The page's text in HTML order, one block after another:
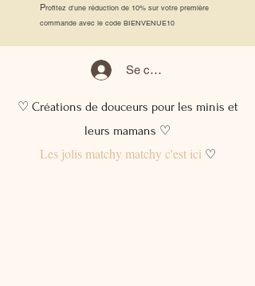
Profitez d'une réduction de 10% sur votre première
commande avec le code BIENVENUE10
Se connecter
♡ Créations de douceurs pour les minis et
leurs mamans ♡
Les jolis matchy matchy c'est ici♡